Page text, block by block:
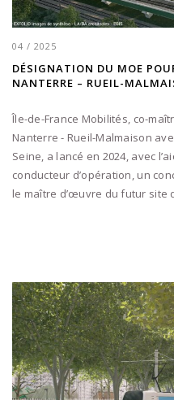
04 / 2025
DÉSIGNATION DU MOE
NANTERRE – RUEIL-
Île-de-France Mobilités, co-
Nanterre - Rueil-Malmaison
Seine, a lancé en 2024, avec
conducteur d’opération, un
le maître d’œuvre du futur site